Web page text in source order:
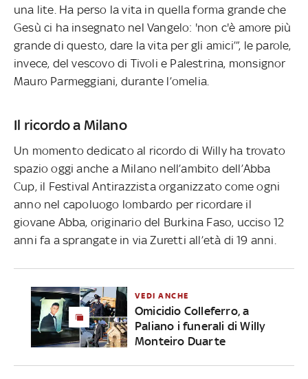
una lite. Ha perso la vita in quella forma grande che
Gesù ci ha insegnato nel Vangelo: 'non c'è amore più
grande di questo, dare la vita per gli amici’”, le parole,
invece, del vescovo di Tivoli e Palestrina, monsignor
Mauro Parmeggiani, durante l’omelia.
Il ricordo a Milano
Un momento dedicato al ricordo di Willy ha trovato
spazio oggi anche a Milano nell’ambito dell’Abba
Cup, il Festival Antirazzista organizzato come ogni
anno nel capoluogo lombardo per ricordare il
giovane Abba, originario del Burkina Faso, ucciso 12
anni fa a sprangate in via Zuretti all’età di 19 anni.
VEDI ANCHE
Omicidio Colleferro, a
Paliano i funerali di Willy
Monteiro Duarte